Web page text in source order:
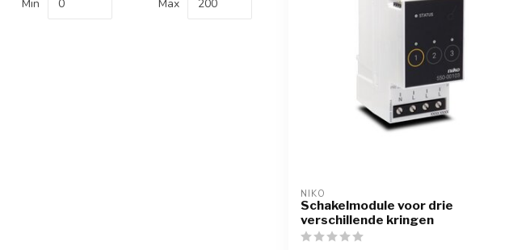
Min Max
NIKO
Schakelmodule voor drie
verschillende kringen